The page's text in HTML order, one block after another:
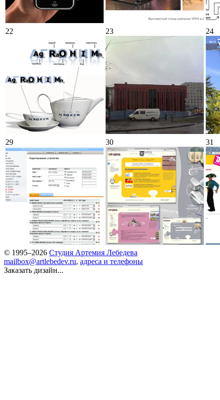
22 23 24
29 30 31
© 1995–2026 Студия Артемия Лебедева
mailbox@artlebedev.ru, адреса и телефоны
Заказать дизайн...